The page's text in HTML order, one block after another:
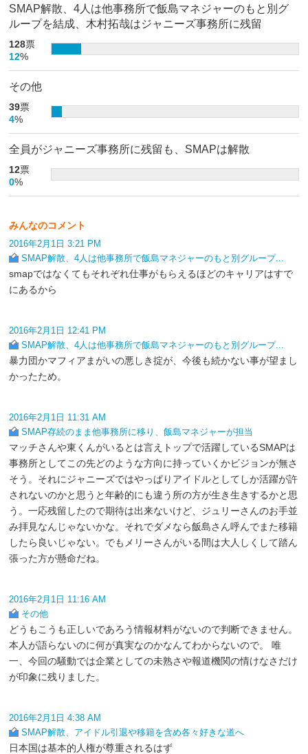
SMAP解散、4人は他事務所で飯島マネジャーのもと別グ
ループを結成、木村拓哉はジャニーズ事務所に残留
128票
12%
その他
39票
4%
全員がジャニーズ事務所に残留も、SMAPは解散
12票
0%
みんなのコメント
2016年2月1日 3:21 PM
SMAP解散、4人は他事務所で飯島マネジャーのもと別グループ...
smapではなくてもそれぞれ仕事がもらえるほどのキャリアはすで
にあるから
2016年2月1日 12:41 PM
SMAP解散、4人は他事務所で飯島マネジャーのもと別グループ...
暴力団かマフィアまがいの悪しき掟が、今後も続かない事が望まし
かったため。
2016年2月1日 11:31 AM
SMAP存続のまま他事務所に移り、飯島マネジャーが担当
マッチさんや東くんがいるとは言えトップで活躍しているSMAPは
事務所としてこの先どのような方向に持っていくかビジョンが無さ
そう。それにジャニーズではやっぱりアイドルとしてしか活躍が許
されないのかと思うと年齢的にも違う所の方が生き生きするかと思
う。一応残留したので期待は出来ないけど、ジュリーさんのお手並
み拝見なんじゃないかな。それでダメなら飯島さん呼んでまた移籍
したら良いじゃない。でもメリーさんがいる間は大人しくして踏ん
張った方が懸命だね。
2016年2月1日 11:16 AM
その他
どうもこうも正しいであろう情報材料がないので判断できません。
本人が語らないのに何が真実なのかなんてわからないので。 唯
一、今回の騒動では企業としての未熟さや報道機関の情けなさだけ
が印象に残りました。
2016年2月1日 4:38 AM
SMAP解散、アイドル引退や移籍を含め各々好きな道へ
日本国は基本的人権が尊重されるはず